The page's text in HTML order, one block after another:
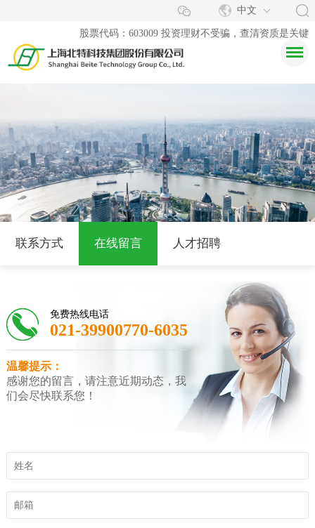
股票代码：603009 投资理财不受骗，查清资质是关键
中文
联系方式 在线留言 人才招聘
免费热线电话
021-39900770-6035
温馨提示：
感谢您的留言，请注意近期动态，我
们会尽快联系您！